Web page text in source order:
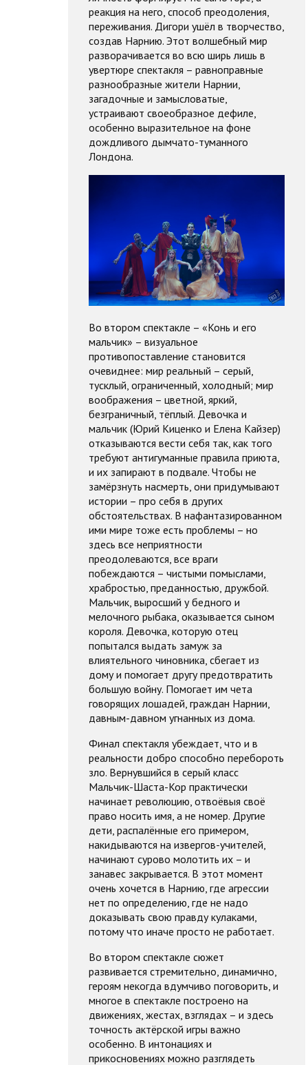
реакция на него, способ преодоления,
переживания. Дигори ушёл в творчество,
создав Нарнию. Этот волшебный мир
разворачивается во всю ширь лишь в
увертюре спектакля – равноправные
разнообразные жители Нарнии,
загадочные и замысловатые,
устраивают своеобразное дефиле,
особенно выразительное на фоне
дождливого дымчато-туманного
Лондона.
Во втором спектакле – «Конь и его
мальчик» – визуальное
противопоставление становится
очевиднее: мир реальный – серый,
тусклый, ограниченный, холодный; мир
воображения – цветной, яркий,
безграничный, тёплый. Девочка и
мальчик (Юрий Киценко и Елена Кайзер)
отказываются вести себя так, как того
требуют антигуманные правила приюта,
и их запирают в подвале. Чтобы не
замёрзнуть насмерть, они придумывают
истории – про себя в других
обстоятельствах. В нафантазированном
ими мире тоже есть проблемы – но
здесь все неприятности
преодолеваются, все враги
побеждаются – чистыми помыслами,
храбростью, преданностью, дружбой.
Мальчик, выросший у бедного и
мелочного рыбака, оказывается сыном
короля. Девочка, которую отец
попытался выдать замуж за
влиятельного чиновника, сбегает из
дому и помогает другу предотвратить
большую войну. Помогает им чета
говорящих лошадей, граждан Нарнии,
давным-давном угнанных из дома.
Финал спектакля убеждает, что и в
реальности добро способно перебороть
зло. Вернувшийся в серый класс
Мальчик-Шаста-Кор практически
начинает революцию, отвоёвыя своё
право носить имя, а не номер. Другие
дети, распалённые его примером,
накидываются на извергов-учителей,
начинают сурово молотить их – и
занавес закрывается. В этот момент
очень хочется в Нарнию, где агрессии
нет по определению, где не надо
доказывать свою правду кулаками,
потому что иначе просто не работает.
Во втором спектакле сюжет
развивается стремительно, динамично,
героям некогда вдумчиво поговорить, и
многое в спектакле построено на
движениях, жестах, взглядах – и здесь
точность актёрской игры важно
особенно. В интонациях и
прикосновениях можно разглядеть